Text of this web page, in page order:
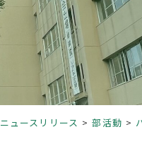
ニュースリリース 部活動